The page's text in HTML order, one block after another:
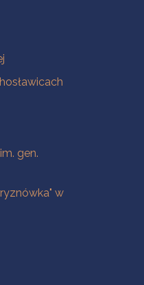
gen.
w